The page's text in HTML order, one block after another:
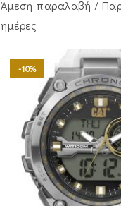
Άμεση παραλαβή /
ημέρες
-10%